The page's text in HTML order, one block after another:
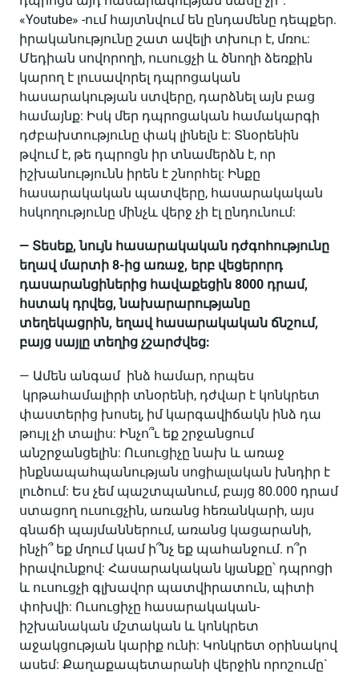
«Youtube» -ում հայտնվում են ընդամենը դեպքեր.
իրականությունը շատ ավելի տխուր է, մռու:
Մեդիան սովորողի, ուսուցչի և ծնողի ձեռքին
կարող է լուսավորել դպրոցական
հասարակության ստվերը, դարձնել այն բաց
համայնք: Իսկ մեր դպրոցական համակարգի
դժբախտությունը փակ լինելն է: Տնօրենին
թվում է, թե դպրոցն իր տնամերձն է, որ
իշխանությունն իրեն է շնորհել: Ինքը
հասարակական պատվերը, հասարակական
հսկողությունը մինչև վերջ չի էլ ընդունում:
— Տեսեք, նույն հասարակական դժգոհությունը
եղավ մարտի 8-ից առաջ, երբ վեցերորդ
դասարանցիներից հավաքեցին 8000 դրամ,
հստակ դրվեց, նախարարությանը
տեղեկացրին, եղավ հասարակական ճնշում,
բայց սայլը տեղից չշարժվեց:
— Ամեն անգամ ինձ համար, որպես
կրթահամալիրի տնօրենի, դժվար է կոնկրետ
փաստերից խոսել, իմ կարգավիճակն ինձ դա
թույլ չի տալիս: Ինչո՞ւ եք շրջանցում
անշրջանցելին: Ուսուցիչը նախ և առաջ
ինքնապահպանության սոցիալական խնդիր է
լուծում: Ես չեմ պաշտպանում, բայց 80.000 դրամ
ստացող ուսուցչին, առանց հեռանկարի, այս
գնաճի պայմաններում, առանց կացարանի,
ինչի՞ եք մղում կամ ի՞նչ եք պահանջում. ո՞ր
իրավունքով: Հասարակական կյանքը՝ դպրոցի
և ուսուցչի գլխավոր պատվիրատուն, պիտի
փոխվի: Ուսուցիչը հասարակական-
իշխանական մշտական և կոնկրետ
աջակցության կարիք ունի: Կոնկրետ օրինակով
ասեմ: Քաղաքապետարանի վերջին որոշումը`